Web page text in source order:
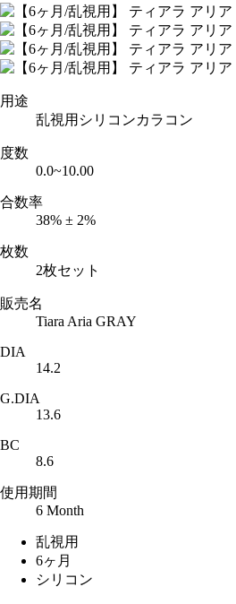
用途
乱視用シリコンカラコン
度数
0.0~10.00
合数率
38% ± 2%
枚数
2枚セット
販売名
Tiara Aria GRAY
DIA
14.2
G.DIA
13.6
BC
8.6
使用期間
6 Month
乱視用
6ヶ月
シリコン